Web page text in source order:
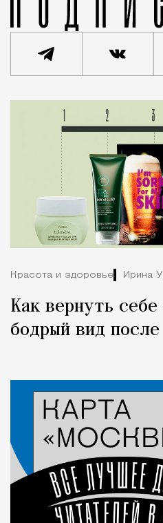
Красота и здоровье Ирина
Как вернуть
бодрый вид после